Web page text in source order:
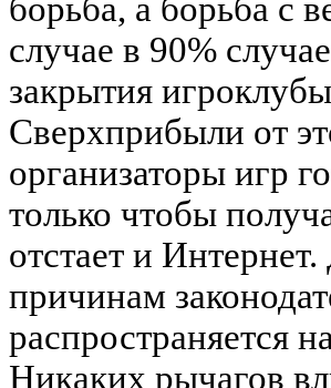
борьба, а борьба с
случае в 90%
закрытия
Сверхприбыли от
организаторы игр
только чтобы
отстает и
причинам
распространяется
Никаких рычагов